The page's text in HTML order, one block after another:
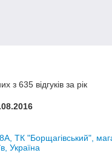
з 635 відгуків за рік
ТК "Борщагівський",
Україна